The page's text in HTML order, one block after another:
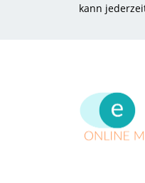
kann